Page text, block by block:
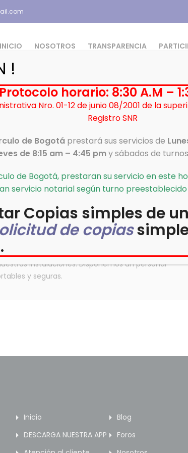
INICIO NOSOTROS TRANSPARENCIA
de Bogotá
razón no comparece a la notaria a firmar
de Bogotá
asesoran personalmente a los usuarios
del consultorio en linea de nuestra página
instalaciones. Disponemos un personal
y seguras.
Inicio
Blog
DESCARGA NUESTRA APP
Foros
!
Protocolo horario: 8:30 A.M –
Nro. 01-12 de junio 08/2001 de la
Registro SNR
de Bogotá prestará sus servicios de
de 8:15 am – 4:45 pmy sábados de
de Bogotá, prestaran su servicio en este
servicio notarial según turno preestablecido
Copias simples de
de copias